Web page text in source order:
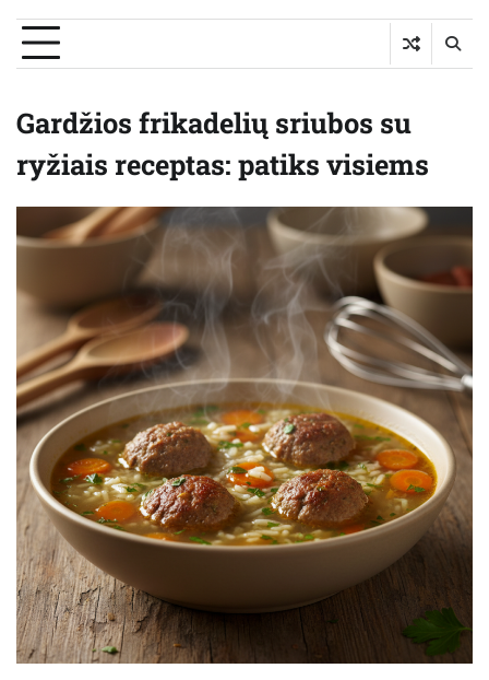
Gardžios frikadelių sriubos su
ryžiais receptas: patiks visiems